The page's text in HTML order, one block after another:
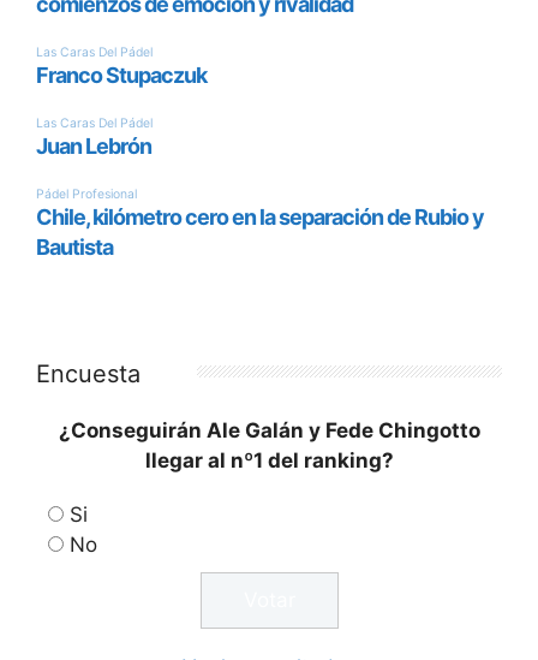
Encuesta
¿Conseguirán Ale Galán y Fede Chingotto
llegar al nº1 del ranking?
Si
No